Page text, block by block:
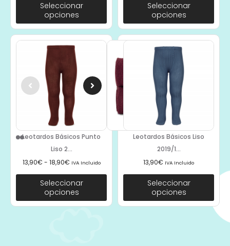
Seleccionar
opciones
Seleccionar
opciones
Leotardos Básicos Punto
Liso 2...
13,90€ - 18,90€ IVA Incluido
Seleccionar
opciones
Leotardos Básicos Liso
2019/1...
13,90€ IVA Incluido
Seleccionar
opciones